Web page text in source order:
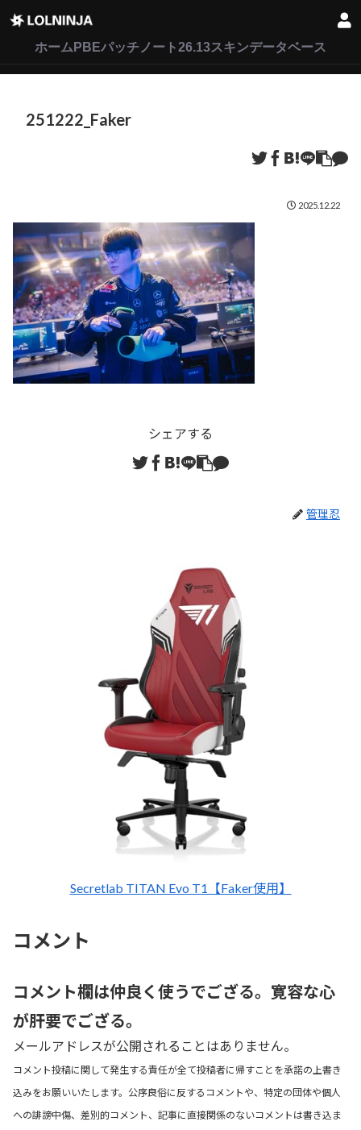
ホーム PBEパッチノート26.13スキンデータベース
251222_Faker
2025.12.22
シェアする
管理忍
Secretlab TITAN Evo T1【Faker使用】
コメント
コメント欄は仲良く使うでござる。寛容な心
が肝要でござる。
メールアドレスが公開されることはありません。
コメント投稿に関して発生する責任が全て投稿者に帰すことを承諾の上書き
込みをお願いいたします。公序良俗に反するコメントや、特定の団体や個人
への誹謗中傷、差別的コメント、記事に直接関係のないコメントは書き込ま